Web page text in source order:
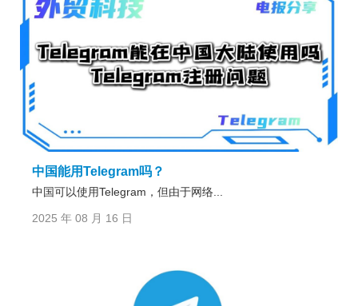
中国能用Telegram吗？
中国可以使用Telegram，但由于网络...
2025 年 08 月 16 日